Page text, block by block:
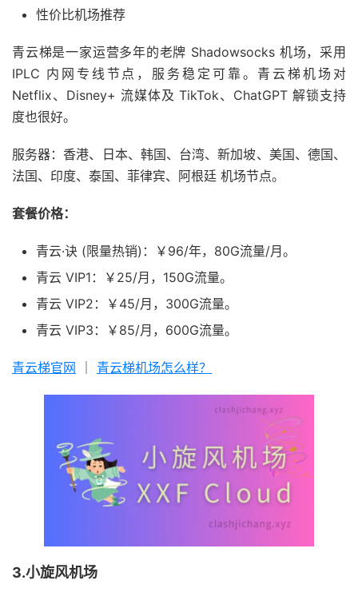
性价比机场推荐
青云梯是一家运营多年的老牌 Shadowsocks 机场，采用
IPLC 内网专线节点，服务稳定可靠。青云梯机场对
Netflix、Disney+ 流媒体及 TikTok、ChatGPT 解锁支持
度也很好。
服务器：香港、日本、韩国、台湾、新加坡、美国、德国、
法国、印度、泰国、菲律宾、阿根廷 机场节点。
套餐价格：
青云·诀 (限量热销)：￥96/年，80G流量/月。
青云 VIP1：￥25/月，150G流量。
青云 VIP2：￥45/月，300G流量。
青云 VIP3：￥85/月，600G流量。
青云梯官网 青云梯机场怎么样？
3.小旋风机场